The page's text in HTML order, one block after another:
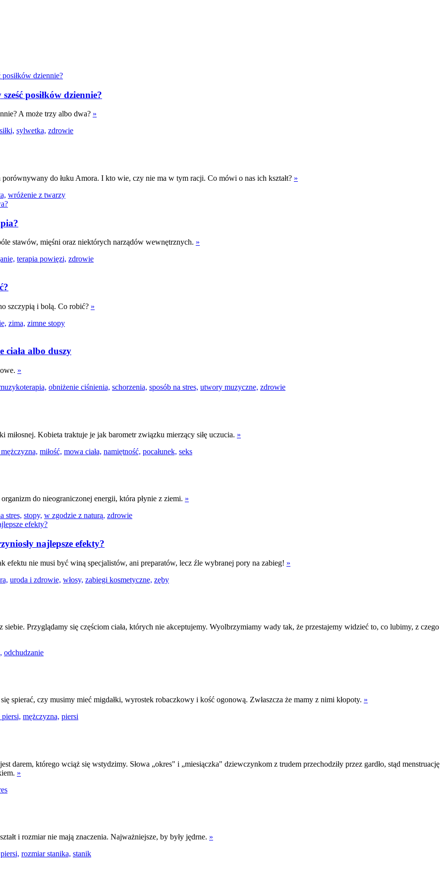
posiłków dziennie?
A może trzy albo dwa? »
sylwetka, zdrowie
do łuku Amora. I kto wie, czy nie ma w tym racji. Co mówi o nas ich kształt? »
wróżenie z twarzy
stawów, mięśni oraz niektórych narządów wewnętrznych. »
terapia powięzi, zdrowie
szczypią i bolą. Co robić? »
zima, zimne stopy
albo duszy
»
obniżenie ciśnienia, schorzenia, sposób na stres, utwory muzyczne, zdrowie
Kobieta traktuje je jak barometr związku mierzący siłę uczucia. »
miłość, mowa ciała, namiętność, pocałunek, seks
do nieograniczonej energii, która płynie z ziemi. »
stres, stopy, w zgodzie z naturą, zdrowie
najlepsze efekty?
efektu nie musi być winą specjalistów, ani preparatów, lecz źle wybranej pory na zabieg! »
uroda i zdrowie, włosy, zabiegi kosmetyczne, zęby
Przyglądamy się częściom ciała, których nie akceptujemy. Wyolbrzymiamy wady tak, że przestajemy widzieć to, co lubimy, z czego
odchudzanie
spierać, czy musimy mieć migdałki, wyrostek robaczkowy i kość ogonową. Zwłaszcza że mamy z nimi kłopoty. »
piersi, mężczyzna, piersi
darem, którego wciąż się wstydzimy. Słowa „okres" i „miesiączka" dziewczynkom z trudem przechodziły przez gardło, stąd menstruację
»
i rozmiar nie mają znaczenia. Najważniejsze, by były jędrne. »
piersi, rozmiar stanika, stanik